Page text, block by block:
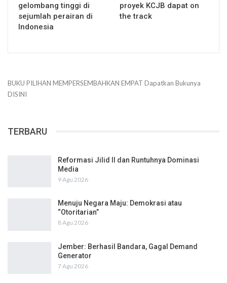
gelombang tinggi di
sejumlah perairan di
Indonesia
proyek KCJB dapat on
the track
BUKU PILIHAN MEMPERSEMBAHKAN EMPAT Dapatkan Bukunya
DISINI
TERBARU
Reformasi Jilid II dan Runtuhnya Dominasi
Media
9 Agu 2026
Menuju Negara Maju: Demokrasi atau
“Otoritarian”
8 Agu 2026
Jember: Berhasil Bandara, Gagal Demand
Generator
7 Agu 2026